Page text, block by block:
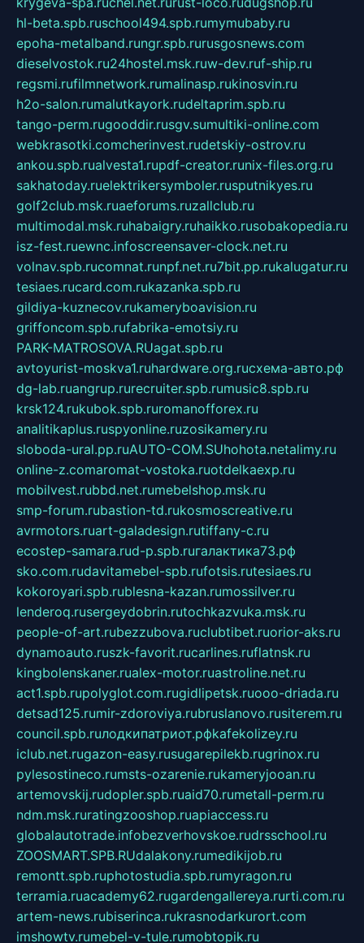
hl-beta.spb.ruschool494.spb.rumymubaby.ru
epoha-metalband.rungr.spb.rurusgosnews.com
dieselvostok.ru24hostel.msk.ruw-dev.ruf-ship.ru
regsmi.rufilmnetwork.rumalinasp.rukinosvin.ru
h2o-salon.rumalutkayork.rudeltaprim.spb.ru
tango-perm.rugooddir.rusgv.sumultiki-online.com
webkrasotki.comcherinvest.rudetskiy-ostrov.ru
ankou.spb.rualvesta1.rupdf-creator.runix-files.org.ru
sakhatoday.ruelektrikersymboler.rusputnikyes.ru
golf2club.msk.ruaeforums.ruzallclub.ru
multimodal.msk.ruhabaigry.ruhaikko.rusobakopedia.ru
isz-fest.ruewnc.infoscreensaver-clock.net.ru
volnav.spb.rucomnat.runpf.net.ru7bit.pp.rukalugatur.ru
tesiaes.rucard.com.rukazanka.spb.ru
gildiya-kuznecov.rukameryboavision.ru
griffoncom.spb.rufabrika-emotsiy.ru
PARK-MATROSOVA.RUagat.spb.ru
avtoyurist-moskva1.ruhardware.org.ruсхема-авто.рф
dg-lab.ruangrup.rurecruiter.spb.rumusic8.spb.ru
krsk124.rukubok.spb.ruromanofforex.ru
analitikaplus.ruspyonline.ruzosikamery.ru
sloboda-ural.pp.ruAUTO-COM.SUhohota.netalimy.ru
online-z.comaromat-vostoka.ruotdelkaexp.ru
mobilvest.rubbd.net.rumebelshop.msk.ru
smp-forum.rubastion-td.rukosmoscreative.ru
avrmotors.ruart-galadesign.rutiffany-c.ru
ecostep-samara.rud-p.spb.ruгалактика73.рф
sko.com.rudavitamebel-spb.rufotsis.rutesiaes.ru
kokoroyari.spb.rublesna-kazan.rumossilver.ru
lenderoq.rusergeydobrin.rutochkazvuka.msk.ru
people-of-art.rubezzubova.ruclubtibet.ruorior-aks.ru
dynamoauto.ruszk-favorit.rucarlines.ruflatnsk.ru
kingbolenskaner.rualex-motor.ruastroline.net.ru
act1.spb.rupolyglot.com.rugidlipetsk.ruooo-driada.ru
detsad125.rumir-zdoroviya.rubruslanovo.rusiterem.ru
council.spb.ruлодкипатриот.рфkafekolizey.ru
iclub.net.rugazon-easy.rusugarepilekb.rugrinox.ru
pylesostineco.rumsts-ozarenie.rukameryjooan.ru
artemovskij.rudopler.spb.ruaid70.rumetall-perm.ru
ndm.msk.ruratingzooshop.ruapiaccess.ru
globalautotrade.infobezverhovskoe.rudrsschool.ru
ZOOSMART.SPB.RUdalakony.rumedikijob.ru
remontt.spb.ruphotostudia.spb.rumyragon.ru
terramia.ruacademy62.rugardengallereya.rurti.com.ru
artem-news.rubiserinca.rukrasnodarkurort.com
imshowtv.rumebel-v-tule.rumobtopik.ru